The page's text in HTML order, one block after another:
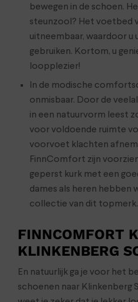
bewegen in de schoen.
steunzool? Het voetbed
uitneembaar, waardoor u
gebruiken. Kortom, u
loopplezier!
In de modische
onmisbaar. Door de
in een natuurvorm leest
voor voldoende ruimte
voorvoet klachten
FinnComfort zijn
geperst kurk met een
dames als heren hebben
collectie van dit topmerk.
FINNCOMFORT
KLINKENBERG
En natuurlijk ga je voor het
schoenen naar Klinkenberg